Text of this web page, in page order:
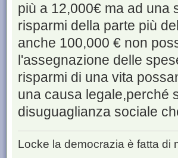
più a 12,000€ ma ad una
risparmi della parte più
anche 100,000 € non
l'assegnazione delle
risparmi di una vita
una causa legale,perché
disuguaglianza sociale
Locke la democrazia è fatta di